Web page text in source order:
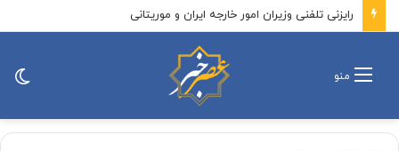
رایزنی تلفنی وزیران امور خارجه ایران و موریتانی
منو